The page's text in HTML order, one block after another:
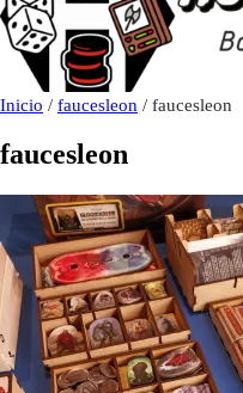
Inicio / faucesleon / faucesleon
faucesleon